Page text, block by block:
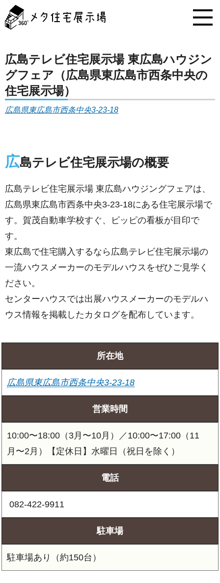
タ
住
示
場
コ
ン
テ
ン
プ
広島テレビ住宅展示場 東広島ハウジン
グフェア（広島県東広島市西条中央の
住宅展示場）
広島県東広島市西条中央3-23-18
広島テレビ住宅展示場の概要
広島テレビ住宅展示場 東広島ハウジングフェアは、
広島県東広島市西条中央3-23-18にある住宅展示場で
す。賀茂自動車学校すぐ、ピッピの看板が目印で
す。
東広島で住宅購入するなら広島テレビ住宅展示場の
一流ハウスメーカーのモデルハウスをぜひご見学く
ださい。
センターハウスでは出展ハウスメーカーのモデルハ
ウス情報を掲載したカタログを配布しています。
所在地
広島県東広島市西条中央3-23-18
営業時間
10:00〜18:00（3月〜10月）／10:00〜17:00（11
月〜2月）【定休日】水曜日（祝日を除く）
電話
082-422-9911
駐車場
駐車場あり（約150台）